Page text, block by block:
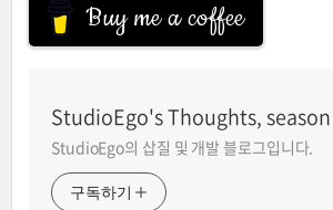
Buy me a coffee
StudioEgo's Thoughts,
StudioEgo의 삽질 및 개발 블로그입니다.
구독하기